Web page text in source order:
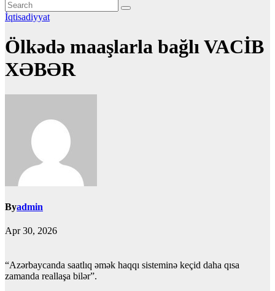
İqtisadiyyat
Ölkədə maaşlarla bağlı VACİB
XƏBƏR
Byadmin
Apr 30, 2026
“Azərbaycanda saatlıq əmək haqqı sisteminə keçid daha qısa
zamanda reallaşa bilər”.